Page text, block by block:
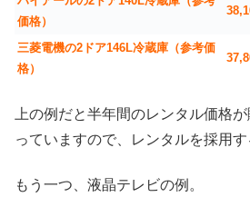
価格）
三菱電機の2ドア146L冷蔵庫（参考価
格）
上の例だと半年間のレンタル価格
っていますので、レンタルを採用す
もう一つ、液晶テレビの例。